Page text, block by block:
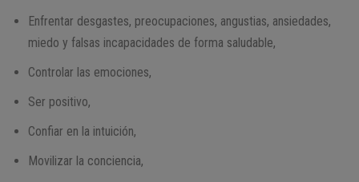
Enfrentar desgastes, preocupaciones, angustias, ansiedades,
miedo y falsas incapacidades de forma saludable,
Controlar las emociones,
Ser positivo,
Confiar en la intuición,
Movilizar la conciencia,